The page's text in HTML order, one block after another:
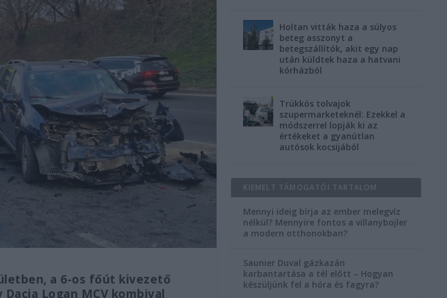
a 6-os főút kivezető
Logan MCV kombival
Holtan vitták haza a súlyos
beteg asszonyt a
betegszállítók, akit egy nap
után küldtek haza a hatvani
kórházból
Trükkös tolvajok
szupermarketeknél: Ezekkel a
módszerrel lopják ki az
értékeket a gyanútlan
autósok kocsijából
KIEMELT TÁMOGATÓI TARTALOM
Mennyi ideig bírja az ember melegvíz
nélkül? Mennyire fontos a villanybojler
a modern otthonokban?
Saunier Duval gázkazán
karbantartása a tél előtt – Hogyan
készüljünk fel a hóra és fagyra?